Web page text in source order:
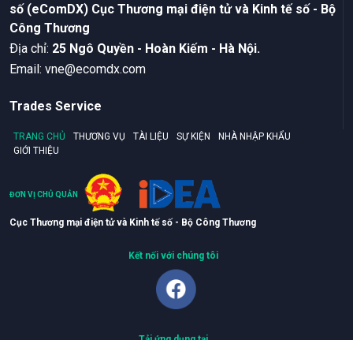
số (eComDX) Cục Thương mại điện tử và Kinh tế số - Bộ
Công Thương
Ðịa chỉ: 25 Ngô Quyền - Hoàn Kiếm - Hà Nội.
Email: vne@ecomdx.com
Trades Service
TRANG CHỦ THƯƠNG VỤ TÀI LIỆU SỰ KIỆN
NHÀ NHẬP KHẨU
GIỚI THIỆU
ĐƠN VỊ CHỦ QUẢN
Cục Thương mại điện tử và Kinh tế số - Bộ Công Thương
Kết nối với chúng tôi